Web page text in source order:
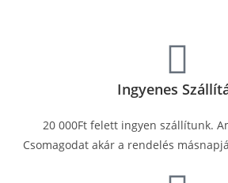
Ingyenes
20 000Ft felett ingyen szállítunk.
Csomagodat akár a rendelés